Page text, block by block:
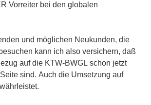
Vorreiter bei den globalen
und möglichen Neukunden, die
kann ich also versichern, daß
auf die KTW-BWGL schon jetzt
sind. Auch die Umsetzung auf